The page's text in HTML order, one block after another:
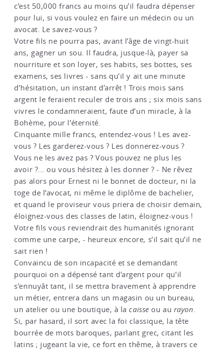
c’est 50,000 francs au moins qu’il faudra dépenser
pour lui, si vous voulez en faire un médecin ou un
avocat. Le savez-vous ?
Votre fils ne pourra pas, avant l’âge de vingt-huit
ans, gagner un sou. Il faudra, jusque-là, payer sa
nourriture et son loyer, ses habits, ses bottes, ses
examens, ses livres - sans qu’il y ait une minute
d’hésitation, un instant d’arrêt ! Trois mois sans
argent le feraient reculer de trois ans ; six mois sans
vivres le condamneraient, faute d’un miracle, à la
Bohème, pour l’éternité.
Cinquante mille francs, entendez-vous ! Les avez-
vous ? Les garderez-vous ? Les donnerez-vous ?
Vous ne les avez pas ? Vous pouvez ne plus les
avoir ?... ou vous hésitez à les donner ? - Ne rêvez
pas alors pour Ernest ni le bonnet de docteur, ni la
toge de l’avocat, ni même le diplôme de bachelier,
et quand le proviseur vous priera de choisir demain,
éloignez-vous des classes de latin, éloignez-vous !
Votre fils vous reviendrait des humanités ignorant
comme une carpe, - heureux encore, s’il sait qu’il ne
sait rien !
Convaincu de son incapacité et se demandant
pourquoi on a dépensé tant d’argent pour qu’il
s’ennuyât tant, il se mettra bravement à apprendre
un métier, entrera dans un magasin ou un bureau,
un atelier ou une boutique, à lacaisse ou au rayon.
Si, par hasard, il sort avec la foi classique, la tête
bourrée de mots baroques, parlant grec, citant les
latins ; jugeant la vie, ce fort en thême, à travers ce